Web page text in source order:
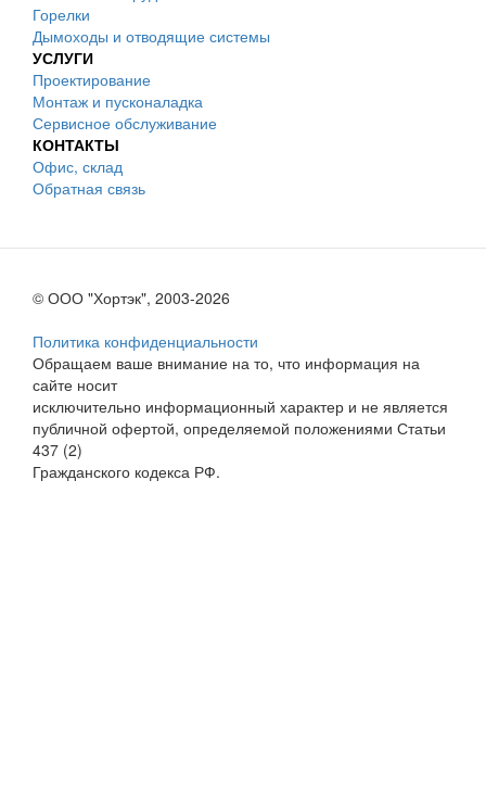
Горелки
Дымоходы и отводящие системы
УСЛУГИ
Проектирование
Монтаж и пусконаладка
Сервисное обслуживание
КОНТАКТЫ
Офис, склад
Обратная связь
© ООО "Хортэк", 2003-2026
Политика конфиденциальности
Обращаем ваше внимание на то, что информация на
сайте носит
исключительно информационный характер и не является
публичной офертой, определяемой положениями Статьи
437 (2)
Гражданского кодекса РФ.